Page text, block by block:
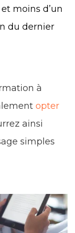
moins d’un
du dernier
à
opter
ainsi
simples